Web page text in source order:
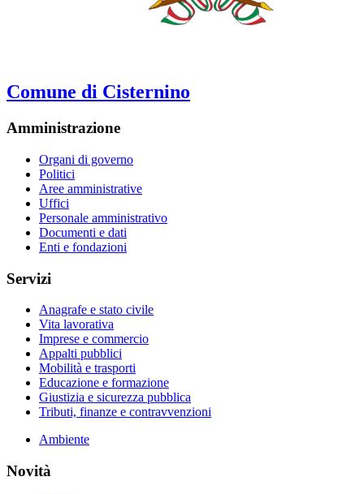
Comune di Cisternino
Amministrazione
Organi di governo
Politici
Aree amministrative
Uffici
Personale amministrativo
Documenti e dati
Enti e fondazioni
Servizi
Anagrafe e stato civile
Vita lavorativa
Imprese e commercio
Appalti pubblici
Mobilità e trasporti
Educazione e formazione
Giustizia e sicurezza pubblica
Tributi, finanze e contravvenzioni
Ambiente
Novità